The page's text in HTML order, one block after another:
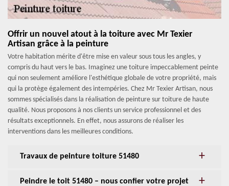
Offrir un nouvel atout à la toiture avec Mr Texier
Artisan grâce à la peinture
Votre habitation mérite d'être mise en valeur sous tous les angles, y
compris du haut vers le bas. Imaginez une toiture impeccablement peinte
qui non seulement améliore l'esthétique globale de votre propriété, mais
qui la protège également des intempéries. Chez Mr Texier Artisan, nous
sommes spécialisés dans la réalisation de peinture sur toiture de haute
qualité. Nous proposons à nos clients un service professionnel et des
résultats exceptionnels. En effet, nous assurons de réaliser les
interventions dans les meilleures conditions.
Travaux de peinture toiture 51480
Peindre le toit 51480 – nous confier votre projet